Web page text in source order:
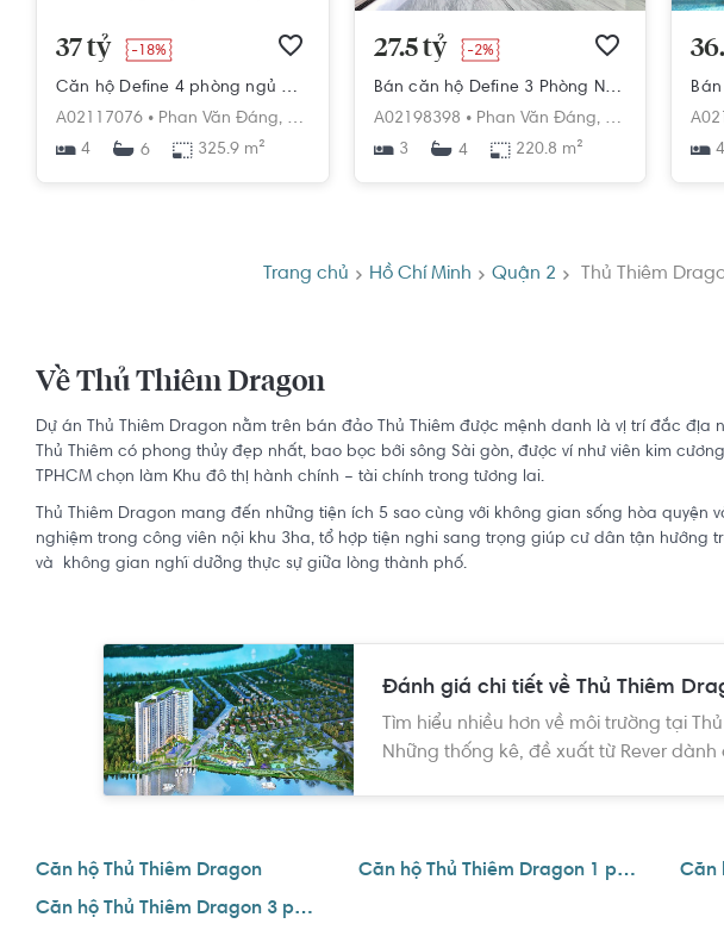
37 tỷ -18%
Căn hộ Define 4 phòng ngủ GIÁ THU HỒI VỐN
A02117076 • Phan Văn Đáng, Thạnh Mỹ Lợi, Quận 2,
Hồ Chí Minh
4
6 325.9 m²
27.5 tỷ -2%
Bán căn hộ Define 3 Phòng Ngủ Sân Vườn
A02198398 • Phan Văn Đáng, Thạnh Mỹ Lợi,
3
4 220.8 m²
4
Trang chủ Hồ Chí Minh Quận 2 Thủ Thiêm
Về Thủ Thiêm Dragon
Dự án Thủ Thiêm Dragon nằm trên bán đảo Thủ Thiêm được mệnh danh là vị trí đắc địa
Thủ Thiêm có phong thủy đẹp nhất, bao bọc bởi sông Sài gòn, được ví như viên kim
TPHCM chọn làm Khu đô thị hành chính – tài chính trong tương lai.
Thủ Thiêm Dragon mang đến những tiện ích 5 sao cùng với không gian sống hòa quyện
nghiệm trong công viên nội khu 3ha, tổ hợp tiện nghi sang trọng giúp cư dân tận hưởng
và không gian nghĩ dưỡng thực sự giữa lòng thành phố.
Đánh giá chi tiết về Thủ Thiêm
Tìm hiểu nhiều hơn về môi trường tại
Những thống kê, đề xuất từ Rever dành
Căn hộ Thủ Thiêm Dragon Căn hộ Thủ Thiêm Dragon 1 phòng ngủ
Căn hộ Thủ Thiêm Dragon 3 phòng ngủ